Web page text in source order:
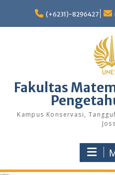
content
(+6231)-8296427
Fakultas
Kampus Konservasi,